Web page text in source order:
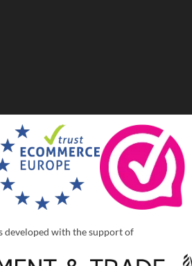
developed with the support of